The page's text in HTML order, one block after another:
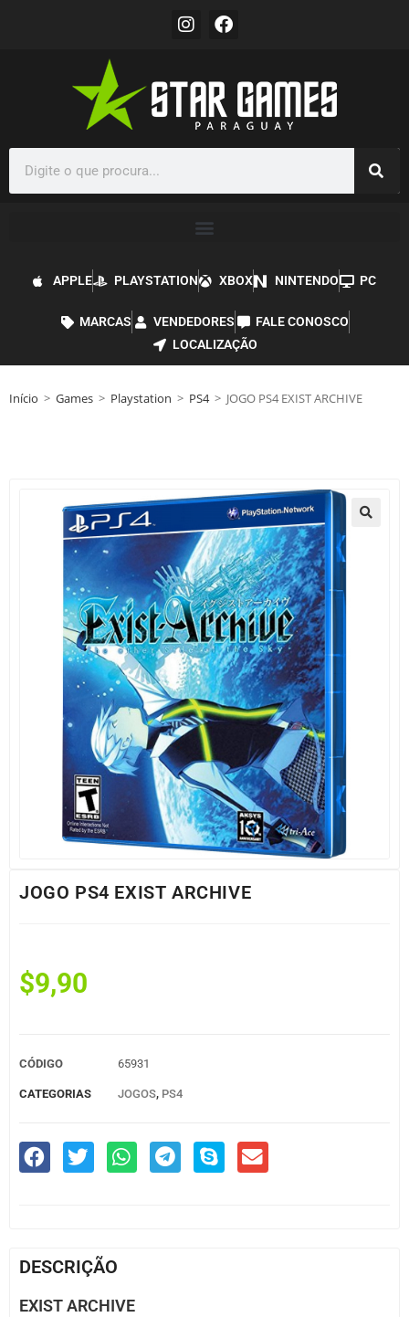
APPLE PLAYSTATION XBOX NINTENDO PC
MARCAS VENDEDORES
FALE CONOSCO
LOCALIZAÇÃO
Início > Games > Playstation > PS4 > JOGO PS4 EXIST ARCHIVE
JOGO PS4 EXIST ARCHIVE
$9,90
CÓDIGO 65931
CATEGORIAS JOGOS, PS4
DESCRIÇÃO
EXIST ARCHIVE